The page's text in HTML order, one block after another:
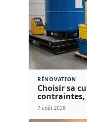
RÉNOVATION
Choisir sa
7 août 2026